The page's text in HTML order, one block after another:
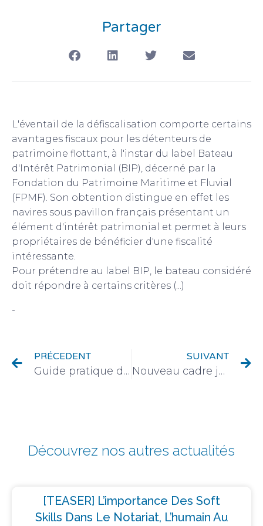
Partager
L'éventail de la défiscalisation comporte certains
avantages fiscaux pour les détenteurs de
patrimoine flottant, à l'instar du label Bateau
d'Intérêt Patrimonial (BIP), décerné par la
Fondation du Patrimoine Maritime et Fluvial
(FPMF). Son obtention distingue en effet les
navires sous pavillon français présentant un
élément d'intérêt patrimonial et permet à leurs
propriétaires de bénéficier d'une fiscalité
intéressante.
Pour prétendre au label BIP, le bateau considéré
doit répondre à certains critères (...)
-
PRÉCEDENT
Guide pratique de l’achat immobilier
SUIVANT
Nouveau cadre juridique pour les sociétés des professions libérales réglementées
Découvrez nos autres actualités
[TEASER] L’importance Des Soft
Skills Dans Le Notariat, L’humain Au